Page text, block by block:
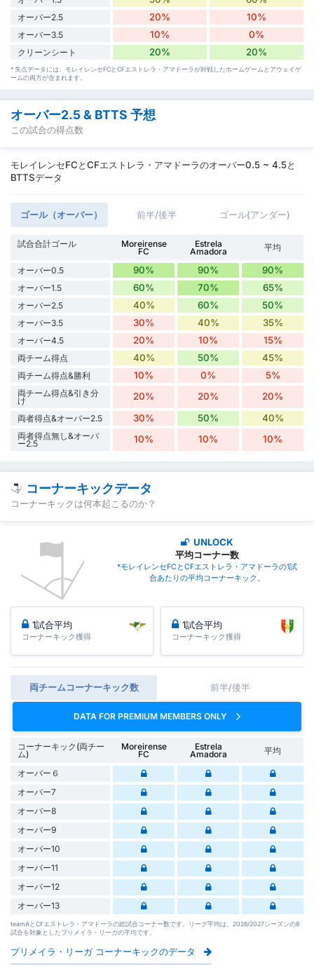
オーバー2.5 20% 10%
オーバー3.5 10% 0%
クリーンシート 20% 20%
* 失点データには、モレイレンセFCとCFエストレラ・アマドーラが対戦したホームゲームとアウェイゲ
ームの両方が含まれます。
オーバー2.5 & BTTS 予想
この試合の得点数
モレイレンセFCとCFエストレラ・アマドーラのオーバー0.5 ~ 4.5と
BTTSデータ
ゴール（オーバー） 前半/後半 ゴール(アンダー)
試合合計ゴール Moreirense
FC
Estrela
Amadora 平均
オーバー0.5 90% 90% 90%
オーバー1.5 60% 70% 65%
オーバー2.5 40% 60% 50%
オーバー3.5 30% 40% 35%
オーバー4.5 20% 10% 15%
両チーム得点 40% 50% 45%
両チーム得点&勝利 10% 0% 5%
両チーム得点&引き分
け 20% 20% 20%
両者得点&オーバー2.5 30% 50% 40%
両者得点無し&オーバ
ー2.5 10% 10% 10%
コーナーキックデータ
コーナーキックは何本起こるのか？
UNLOCK
平均コーナー数
*モレイレンセFCとCFエストレラ・アマドーラの1試
合あたりの平均コーナーキック 。
1試合平均
コーナーキック獲得
1試合平均
コーナーキック獲得
両チームコーナーキック数 前半/後半
DATA FOR PREMIUM MEMBERS ONLY
コーナーキック(両チー
ム)
Moreirense
FC
Estrela
Amadora 平均
オーバー６
オーバー7
オーバー8
オーバー9
オーバー10
オーバー11
オーバー12
オーバー13
teamAとCFエストレラ・アマドーラの総試合コーナー数です。リーグ平均は、2026/2027シーズンの8
試合を対象としたプリメイラ・リーガの平均です。
プリメイラ・リーガ コーナーキックのデータ